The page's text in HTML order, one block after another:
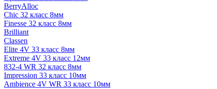
BerryAlloc
Chic 32 класс 8мм
Finesse 32 класс 8мм
Brilliant
Classen
Elite 4V 33 класс 8мм
Extreme 4V 33 класс 12мм
832-4 WR 32 класс 8мм
Impression 33 класс 10мм
Ambience 4V WR 33 класс 10мм